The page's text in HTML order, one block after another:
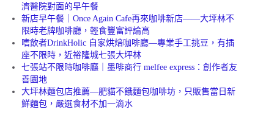
濟醫院對面的早午餐
新店早午餐｜Once Again Cafe再來咖啡新店——大坪林不
限時老牌咖啡廳，輕食豐富評論高
嗜飲者DrinkHolic 自家烘焙咖啡廳—專業手工挑豆，有插
座不限時，近裕隆城七張大坪林
七張站不限時咖啡廳｜墨啡商行 melfee express：創作者友
善園地
大坪林麵包店推薦—肥貓不餓麵包咖啡坊，只販售當日新
鮮麵包，嚴選食材不加一滴水